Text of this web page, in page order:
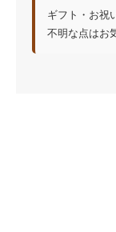
ギフト・お祝
不明な点はお